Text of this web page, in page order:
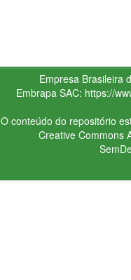
Empresa Brasileira
Embrapa SAC: https://
O conteúdo do repositório
Creative Commons